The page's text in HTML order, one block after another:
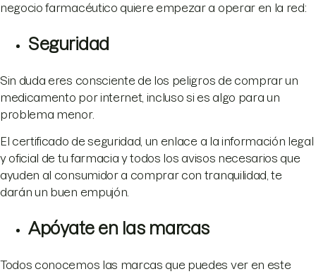
negocio farmacéutico quiere empezar a operar en la red:
Seguridad
Sin duda eres consciente de los peligros de comprar un
medicamento por internet, incluso si es algo para un
problema menor.
El certificado de seguridad, un enlace a la información legal
y oficial de tu farmacia y todos los avisos necesarios que
ayuden al consumidor a comprar con tranquilidad, te
darán un buen empujón.
Apóyate en las marcas
Todos conocemos las marcas que puedes ver en este